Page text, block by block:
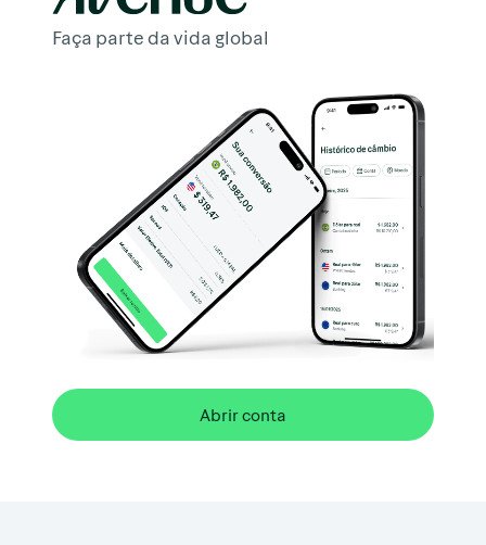
Faça parte da vida global
Abrir conta